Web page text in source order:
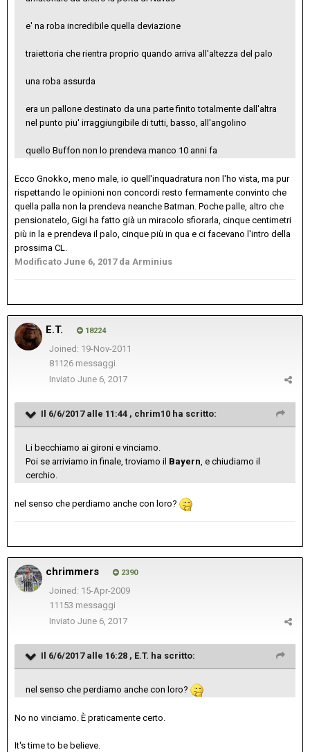
e' na roba incredibile quella deviazione
traiettoria che rientra proprio quando arriva all'altezza del palo
una roba assurda
era un pallone destinato da una parte finito totalmente dall'altra
nel punto piu' irraggiungibile di tutti, basso, all'angolino
quello Buffon non lo prendeva manco 10 anni fa
Ecco Gnokko, meno male, io quell'inquadratura non l'ho vista, ma pur
rispettando le opinioni non concordi resto fermamente convinto che
quella palla non la prendeva neanche Batman. Poche palle, altro che
pensionatelo, Gigi ha fatto già un miracolo sfiorarla, cinque centimetri
più in la e prendeva il palo, cinque più in qua e ci facevano l'intro della
prossima CL.
Modificato June 6, 2017da Arminius
E.T. 18224
Joined: 19-Nov-2011
81126 messaggi
Inviato June 6, 2017
Il 6/6/2017 alle 11:44 , chrim10 ha scritto:
Li becchiamo ai gironi e vinciamo.
Poi se arriviamo in finale, troviamo il Bayern, e chiudiamo il
cerchio.
nel senso che perdiamo anche con loro?
chrimmers 2390
Joined: 15-Apr-2009
11153 messaggi
Inviato June 6, 2017
Il 6/6/2017 alle 16:28 , E.T. ha scritto:
nel senso che perdiamo anche con loro?
No no vinciamo. È praticamente certo.
It's time to be believe.